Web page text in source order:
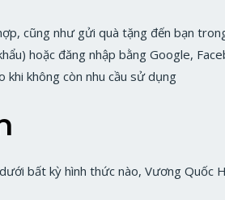
cũng như gửi quà tặng đến bạn
hoặc đăng nhập bằng Google,
khi không còn nhu cầu sử dụng
bất kỳ hình thức nào, Vương Quốc